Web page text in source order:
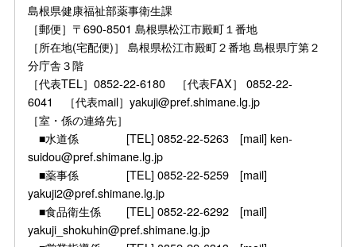
島根県健康福祉部薬事衛生課
［郵便］〒690-8501 島根県松江市殿町１番地
［所在地(宅配便)］ 島根県松江市殿町２番地 島根県庁第２
分庁舎３階
［代表TEL］0852-22-6180 ［代表FAX］ 0852-22-
6041 ［代表mail］yakuji@pref.shimane.lg.jp
［室・係の連絡先］
■水道係 [TEL] 0852-22-5263 [mail] ken-
suidou@pref.shimane.lg.jp
■薬事係 [TEL] 0852-22-5259 [mail]
yakuji2@pref.shimane.lg.jp
■食品衛生係 [TEL] 0852-22-6292 [mail]
yakuji_shokuhin@pref.shimane.lg.jp